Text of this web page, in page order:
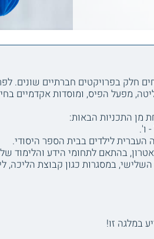
חלק בפרויקטים חברתיים שונים.
מפעל הפיס, ומוסדות אקדמיים
ו'.
לילדים בבית הספר היסודי.
בהתאם לתחומי הידע והלימוד
במסגרות כגון קבוצת הליכה,
במלגה זו!